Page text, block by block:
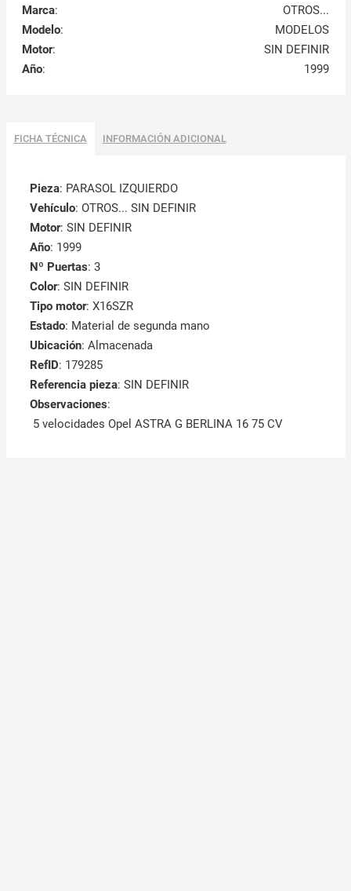
Marca:
OTROS...
Modelo:
MODELOS
Motor:
SIN DEFINIR
Año: 1999
FICHA TÉCNICA INFORMACIÓN ADICIONAL
Pieza: PARASOL IZQUIERDO
Vehículo: OTROS... SIN DEFINIR
Motor: SIN DEFINIR
Año: 1999
Nº Puertas: 3
Color: SIN DEFINIR
Tipo motor: X16SZR
Estado: Material de segunda mano
Ubicación: Almacenada
RefID: 179285
Referencia pieza: SIN DEFINIR
Observaciones:
5 velocidades Opel ASTRA G BERLINA 16 75 CV